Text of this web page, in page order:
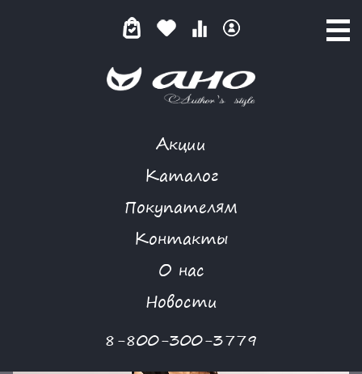
Акции
Каталог
Покупателям
Контакты
О нас
Новости
8-800-300-3779
КЛАССИЧЕСКИЙ СТИЛЬ